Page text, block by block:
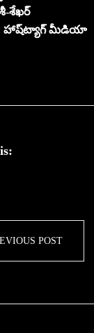
శేఖర్
హాష్‌ట్యాగ్ మీడియా
POST